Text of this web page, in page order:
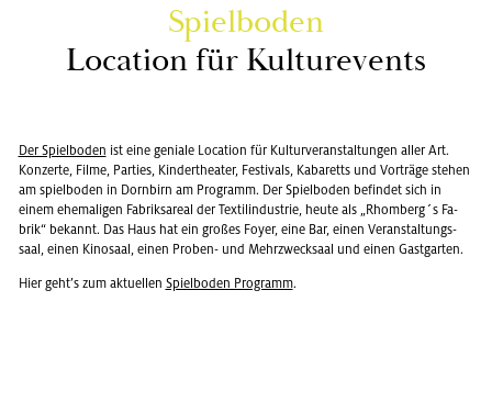
Spiel­bo­den
Lo­ca­ti­on für Kul­tur­events
Der Spiel­bo­den ist eine ge­nia­le Lo­ca­ti­on für Kul­tur­ver­an­stal­tun­gen aller Art.
Kon­zer­te, Filme, Par­ties, Kin­der­thea­ter, Fes­ti­vals, Ka­ba­retts und Vor­trä­ge ste­hen
am spiel­bo­den in Dorn­birn am Pro­gramm. Der Spiel­bo­den be­fin­det sich in
einem ehe­ma­li­gen Fa­briks­are­al der Tex­til­in­dus­trie, heute als „Rhom­berg´s Fa­
brik“ be­kannt. Das Haus hat ein gro­ßes Foyer, eine Bar, einen Ver­an­stal­tungs­
saal, einen Ki­no­saal, einen Pro­ben- und Mehr­zweck­saal und einen Gast­gar­ten.
Hier geht’s zum ak­tu­el­len Spiel­bo­den Pro­gramm.